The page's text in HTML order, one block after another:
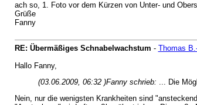
ach so, 1. Foto vor dem Kürzen von Unter- und
Grüße
Fanny
RE: Übermäßiges Schnabelwachstum - Thomas
Hallo Fanny,
(03.06.2009, 06:32 )Fanny schrieb: ... Die
Nein, nur die wenigsten Krankheiten sind